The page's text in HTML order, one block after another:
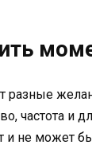
разные
частота и
и не может